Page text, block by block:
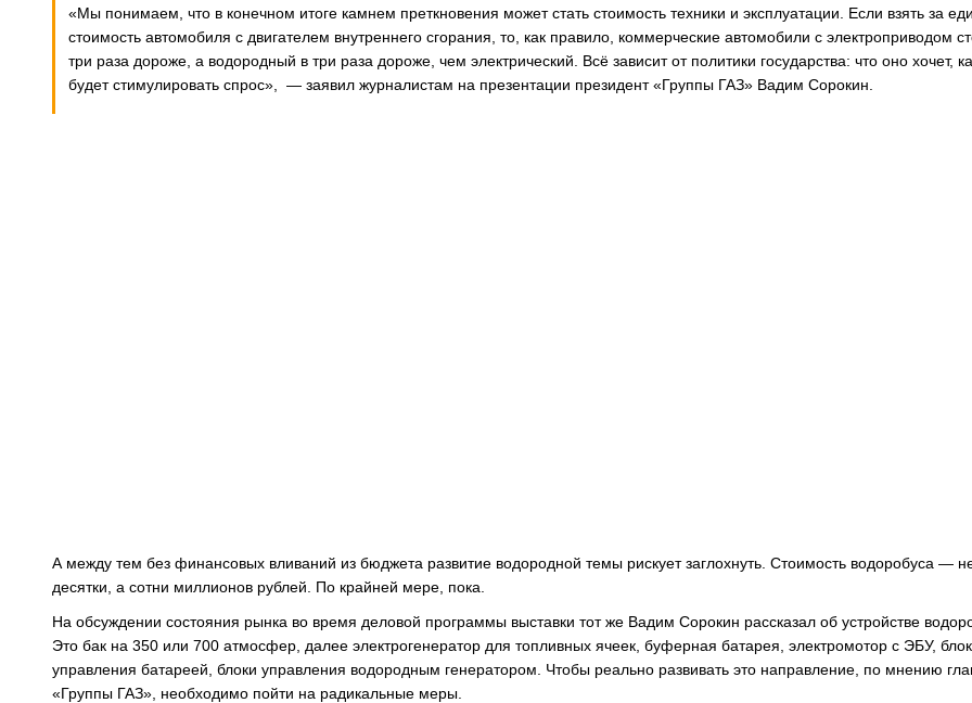
«Мы понимаем, что в конечном итоге камнем преткновения может стать стоимость техники и эксплуатации. Если взять за
стоимость автомобиля с двигателем внутреннего сгорания, то, как правило, коммерческие автомобили с электроприводом
три раза дороже, а водородный в три раза дороже, чем электрический. Всё зависит от политики государства: что оно хочет,
будет стимулировать спрос», — заявил журналистам на презентации президент «Группы ГАЗ» Вадим Сорокин.
А между тем без финансовых вливаний из бюджета развитие водородной темы рискует заглохнуть. Стоимость водоробуса —
десятки, а сотни миллионов рублей. По крайней мере, пока.
На обсуждении состояния рынка во время деловой программы выставки тот же Вадим Сорокин рассказал об устройстве
Это бак на 350 или 700 атмосфер, далее электрогенератор для топливных ячеек, буферная батарея, электромотор с ЭБУ,
управления батареей, блоки управления водородным генератором. Чтобы реально развивать это направление, по мнению
«Группы ГАЗ», необходимо пойти на радикальные меры.